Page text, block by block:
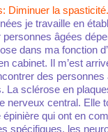
Diminuer la
je travaille en
personnes âgées
dans ma fonction
cabinet. Il m’est
des personnes
La sclérose en
nerveux central. Elle
qui ont en
spécifiques, les